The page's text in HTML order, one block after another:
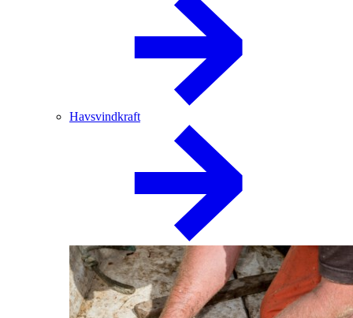
Havsvindkraft